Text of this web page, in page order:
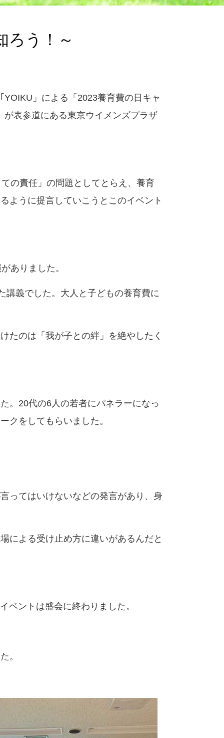
ろう！～
」による「2023養育費の日キャ
表参道にある東京ウイメンズプラザ
の責任」の問題としてとらえ、養育
ように提言していこうとこのイベント
ありました。
講義でした。大人と子どもの養育費に
たのは「我が子との絆」を絶やしたく
。20代の6人の若者にパネラーになっ
クをしてもらいました。
ってはいけないなどの発言があり、身
による受け止め方に違いがあるんだと
ベントは盛会に終わりました。
。